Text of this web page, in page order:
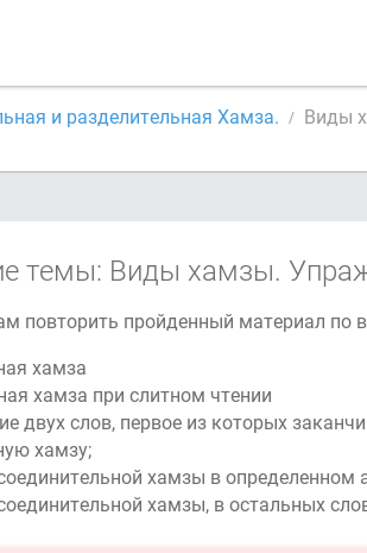
и разделительная Хамза.
Виды
темы: Виды хамзы.
повторить пройденный материал по
хамза
хамза при слитном чтении
двух слов, первое из которых
хамзу;
хамзы в определенном
хамзы, в остальных